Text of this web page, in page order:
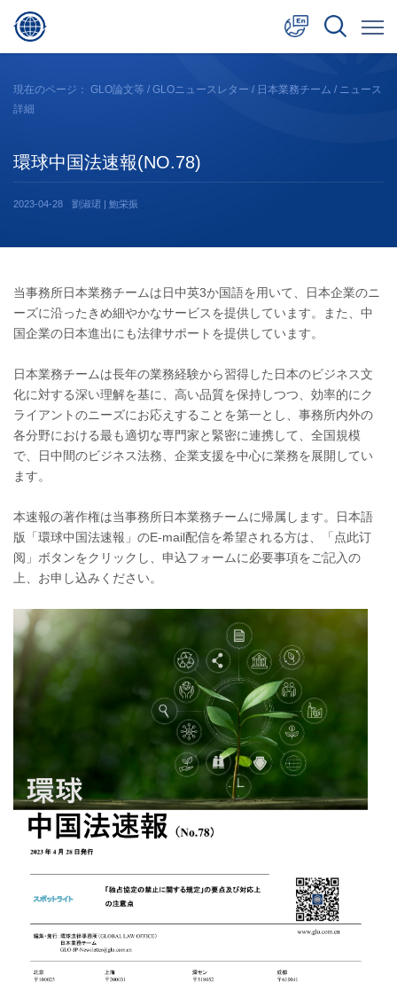
現在のページ： GLO論文等 / GLOニュースレター / 日本業務チーム / ニュース
詳細
環球中国法速報(NO.78)
2023-04-28 劉淑珺 | 鮑栄振
当事務所日本業務チームは日中英3か国語を用いて、日本企業のニ
ーズに沿ったきめ細やかなサービスを提供しています。また、中
国企業の日本進出にも法律サポートを提供しています。
日本業務チームは長年の業務経験から習得した日本のビジネス文
化に対する深い理解を基に、高い品質を保持しつつ、効率的にク
ライアントのニーズにお応えすることを第一とし、事務所内外の
各分野における最も適切な専門家と緊密に連携して、全国規模
で、日中間のビジネス法務、企業支援を中心に業務を展開してい
ます。
本速報の著作権は当事務所日本業務チームに帰属します。日本語
版「環球中国法速報」のE-mail配信を希望される方は、「点此订
阅」ボタンをクリックし、申込フォームに必要事項をご記入の
上、お申し込みください。